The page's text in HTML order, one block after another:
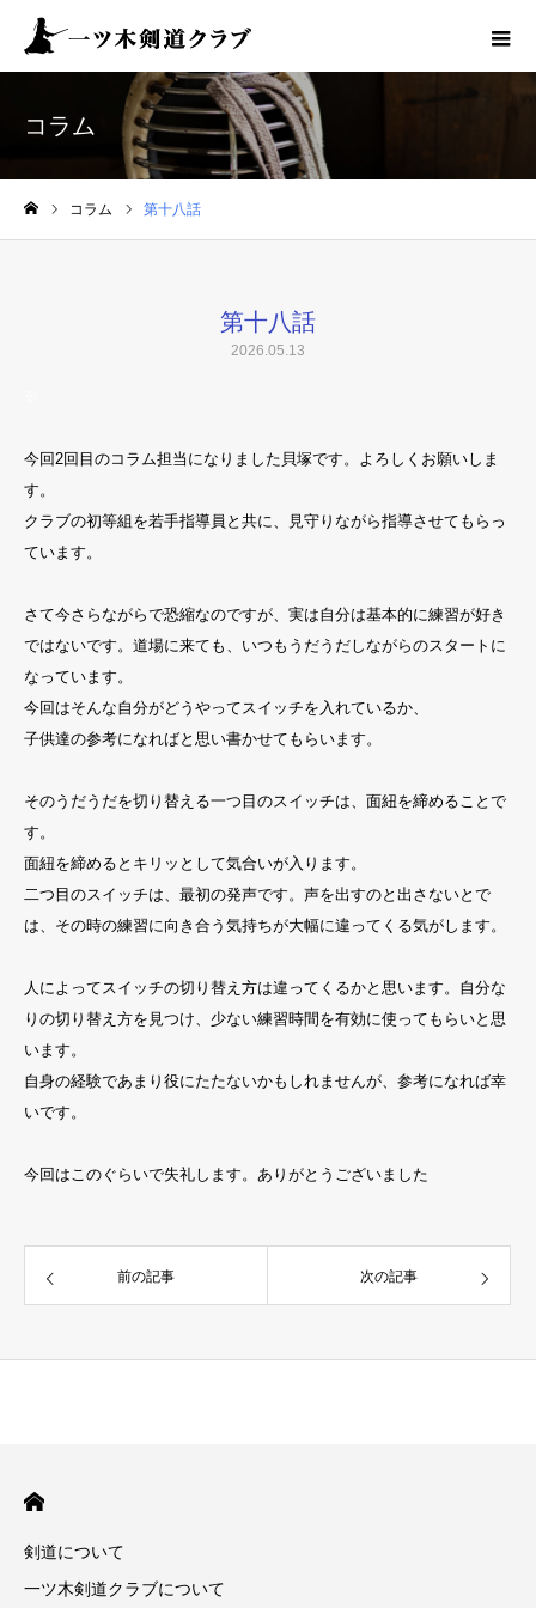
コラム
コラム 第十八話
第十八話
2026.05.13
今回2回目のコラム担当になりました貝塚です。よろしくお願いしま
す。
クラブの初等組を若手指導員と共に、見守りながら指導させてもらっ
ています。
さて今さらながらで恐縮なのですが、実は自分は基本的に練習が好き
ではないです。道場に来ても、いつもうだうだしながらのスタートに
なっています。
今回はそんな自分がどうやってスイッチを入れているか、
子供達の参考になればと思い書かせてもらいます。
そのうだうだを切り替える一つ目のスイッチは、面紐を締めることで
す。
面紐を締めるとキリッとして気合いが入ります。
二つ目のスイッチは、最初の発声です。声を出すのと出さないとで
は、その時の練習に向き合う気持ちが大幅に違ってくる気がします。
人によってスイッチの切り替え方は違ってくるかと思います。自分な
りの切り替え方を見つけ、少ない練習時間を有効に使ってもらいと思
います。
自身の経験であまり役にたたないかもしれませんが、参考になれば幸
いです。
今回はこのぐらいで失礼します。ありがとうございました
前の記事 次の記事
剣道について
一ツ木剣道クラブについて